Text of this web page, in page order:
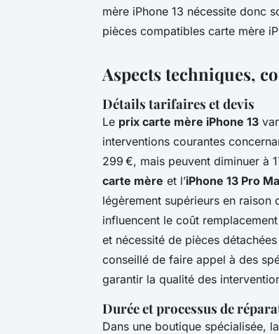
mère iPhone 13 nécessite donc
pièces compatibles carte mère
Aspects techniques,
Détails tarifaires et devis
Le prix carte mère iPhone 13
interventions courantes
299 €, mais peuvent diminuer à
carte mère et l’iPhone 13 Pro
légèrement supérieurs en
influencent le coût
et nécessité de pièces
conseillé de faire appel à des
garantir la qualité des
Durée et processus de
Dans une boutique spécialisée,